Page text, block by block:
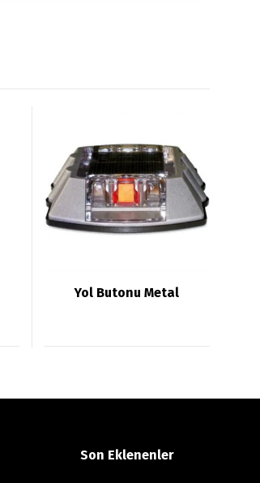
Yol Butonu Metal
Son Eklenenler